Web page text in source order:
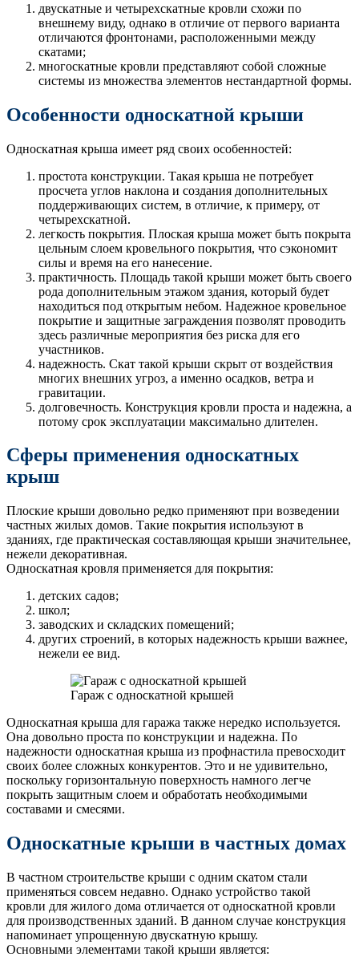
двускатные и четырехскатные кровли схожи по
внешнему виду, однако в отличие от первого варианта
отличаются фронтонами, расположенными между
скатами;
многоскатные кровли представляют собой сложные
системы из множества элементов нестандартной формы.
Особенности односкатной крыши
Односкатная крыша имеет ряд своих особенностей:
простота конструкции. Такая крыша не потребует
просчета углов наклона и создания дополнительных
поддерживающих систем, в отличие, к примеру, от
четырехскатной.
легкость покрытия. Плоская крыша может быть покрыта
цельным слоем кровельного покрытия, что сэкономит
силы и время на его нанесение.
практичность. Площадь такой крыши может быть своего
рода дополнительным этажом здания, который будет
находиться под открытым небом. Надежное кровельное
покрытие и защитные заграждения позволят проводить
здесь различные мероприятия без риска для его
участников.
надежность. Скат такой крыши скрыт от воздействия
многих внешних угроз, а именно осадков, ветра и
гравитации.
долговечность. Конструкция кровли проста и надежна, а
потому срок эксплуатации максимально длителен.
Сферы применения односкатных
крыш
Плоские крыши довольно редко применяют при возведении
частных жилых домов. Такие покрытия используют в
зданиях, где практическая составляющая крыши значительнее,
нежели декоративная.
Односкатная кровля применяется для покрытия:
детских садов;
школ;
заводских и складских помещений;
других строений, в которых надежность крыши важнее,
нежели ее вид.
Гараж с односкатной крышей
Односкатная крыша для гаража также нередко используется.
Она довольно проста по конструкции и надежна. По
надежности односкатная крыша из профнастила превосходит
своих более сложных конкурентов. Это и не удивительно,
поскольку горизонтальную поверхность намного легче
покрыть защитным слоем и обработать необходимыми
составами и смесями.
Односкатные крыши в частных домах
В частном строительстве крыши с одним скатом стали
применяться совсем недавно. Однако устройство такой
кровли для жилого дома отличается от односкатной кровли
для производственных зданий. В данном случае конструкция
напоминает упрощенную двускатную крышу.
Основными элементами такой крыши является: